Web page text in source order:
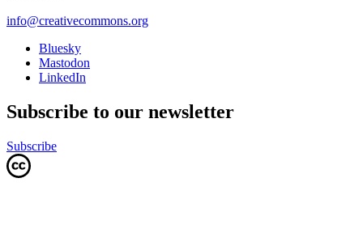
info@creativecommons.org
Bluesky
Mastodon
LinkedIn
Subscribe to our newsletter
Subscribe